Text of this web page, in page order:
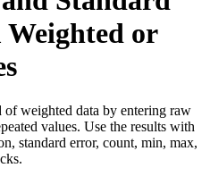
or
of weighted data by entering raw
values. Use the results with
standard error, count, min, max,